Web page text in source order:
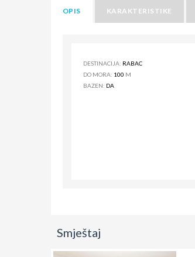
OPIS KARAKTERISTIKE
DESTINACIJA: RABAC
DO MORA: 100 M
BAZEN: DA
Smještaj